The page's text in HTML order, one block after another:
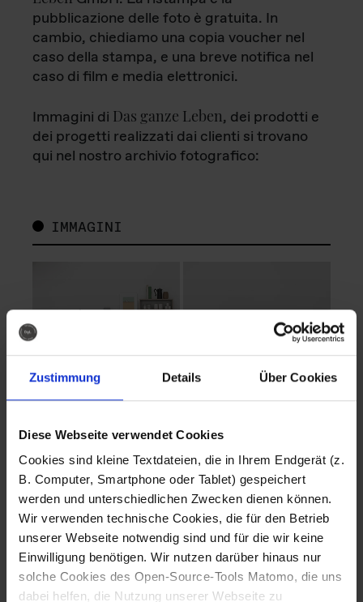
Zustimmung Details Über Cookies
Diese Webseite verwendet Cookies
Cookies sind kleine Textdateien, die in Ihrem Endgerät (z.
B. Computer, Smartphone oder Tablet) gespeichert
werden und unterschiedlichen Zwecken dienen können.
Wir verwenden technische Cookies, die für den Betrieb
unserer Webseite notwendig sind und für die wir keine
Einwilligung benötigen. Wir nutzen darüber hinaus nur
solche Cookies des Open-Source-Tools Matomo, die uns
dabei helfen, die Nutzung unserer Webseite zu
pubblicazione delle foto è gratuita. In
cambio, chiediamo una copia voucher nel
caso della stampa, e una breve notifica nel
caso di film e media elettronici.
Immagini di Das ganze Leben, dei prodotti e
dei progetti realizzati dai clienti si trovano
qui nel nostro archivio fotografico:
IMMAGINI
Fotografo: Lorenz
Sternbach
Download
Fotografo: Lorenz
Sternbach
Download